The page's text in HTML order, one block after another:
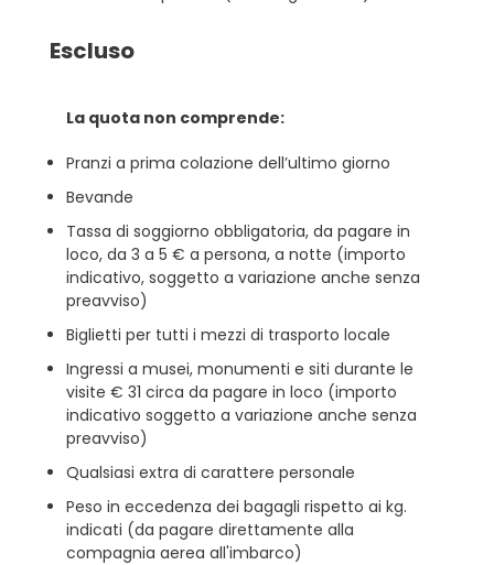
Escluso
La quota non comprende:
Pranzi a prima colazione dell’ultimo giorno
Bevande
Tassa di soggiorno obbligatoria, da pagare in
loco, da 3 a 5 € a persona, a notte (importo
indicativo, soggetto a variazione anche senza
preavviso)
Biglietti per tutti i mezzi di trasporto locale
Ingressi a musei, monumenti e siti durante le
visite € 31 circa da pagare in loco (importo
indicativo soggetto a variazione anche senza
preavviso)
Qualsiasi extra di carattere personale
Peso in eccedenza dei bagagli rispetto ai kg.
indicati (da pagare direttamente alla
compagnia aerea all'imbarco)